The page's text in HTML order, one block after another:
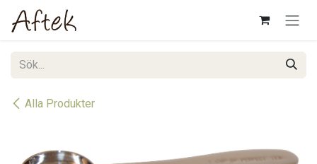
Hoppa till innehåll
Alla Produkter